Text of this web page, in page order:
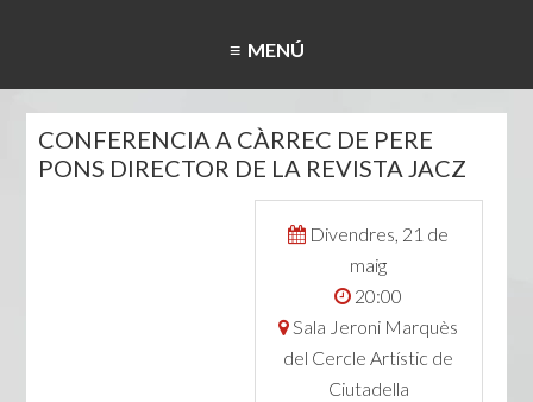
MENÚ
CONFERENCIA A CÀRREC DE PERE
PONS DIRECTOR DE LA REVISTA JACZ
Divendres, 21 de
maig
20:00
Sala Jeroni Marquès
del Cercle Artístic de
Ciutadella